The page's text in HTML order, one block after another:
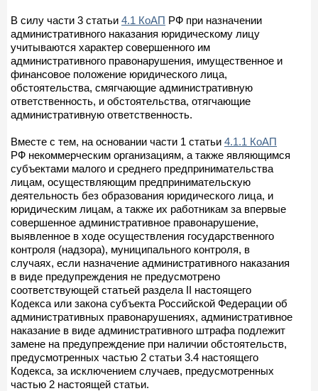
В силу части 3 статьи 4.1 КоАП РФ при назначении
административного наказания юридическому лицу
учитываются характер совершенного им
административного правонарушения, имущественное и
финансовое положение юридического лица,
обстоятельства, смягчающие административную
ответственность, и обстоятельства, отягчающие
административную ответственность.
Вместе с тем, на основании части 1 статьи 4.1.1 КоАП
РФ некоммерческим организациям, а также являющимся
субъектами малого и среднего предпринимательства
лицам, осуществляющим предпринимательскую
деятельность без образования юридического лица, и
юридическим лицам, а также их работникам за впервые
совершенное административное правонарушение,
выявленное в ходе осуществления государственного
контроля (надзора), муниципального контроля, в
случаях, если назначение административного наказания
в виде предупреждения не предусмотрено
соответствующей статьей раздела II настоящего
Кодекса или закона субъекта Российской Федерации об
административных правонарушениях, административное
наказание в виде административного штрафа подлежит
замене на предупреждение при наличии обстоятельств,
предусмотренных частью 2 статьи 3.4 настоящего
Кодекса, за исключением случаев, предусмотренных
частью 2 настоящей статьи.